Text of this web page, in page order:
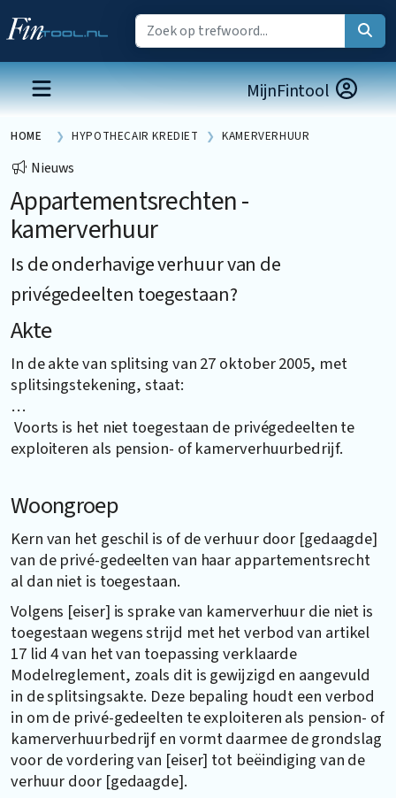
MijnFintool
HOME HYPOTHECAIR KREDIET KAMERVERHUUR
Nieuws
Appartementsrechten -
kamerverhuur
Is de onderhavige verhuur van de
privégedeelten toegestaan?
Akte
In de akte van splitsing van 27 oktober 2005, met
splitsingstekening, staat:
…
Voorts is het niet toegestaan de privégedeelten te
exploiteren als pension- of kamerverhuurbedrijf.
Woongroep
Kern van het geschil is of de verhuur door [gedaagde]
van de privé-gedeelten van haar appartementsrecht
al dan niet is toegestaan.
Volgens [eiser] is sprake van kamerverhuur die niet is
toegestaan wegens strijd met het verbod van artikel
17 lid 4 van het van toepassing verklaarde
Modelreglement, zoals dit is gewijzigd en aangevuld
in de splitsingsakte. Deze bepaling houdt een verbod
in om de privé-gedeelten te exploiteren als pension- of
kamerverhuurbedrijf en vormt daarmee de grondslag
voor de vordering van [eiser] tot beëindiging van de
verhuur door [gedaagde].